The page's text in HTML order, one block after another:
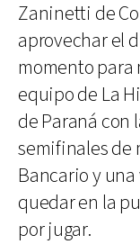
Zaninetti de
aprovechar el
momento para
equipo de La
de Paraná con
semifinales de
Bancario y
quedar en la
por jugar.